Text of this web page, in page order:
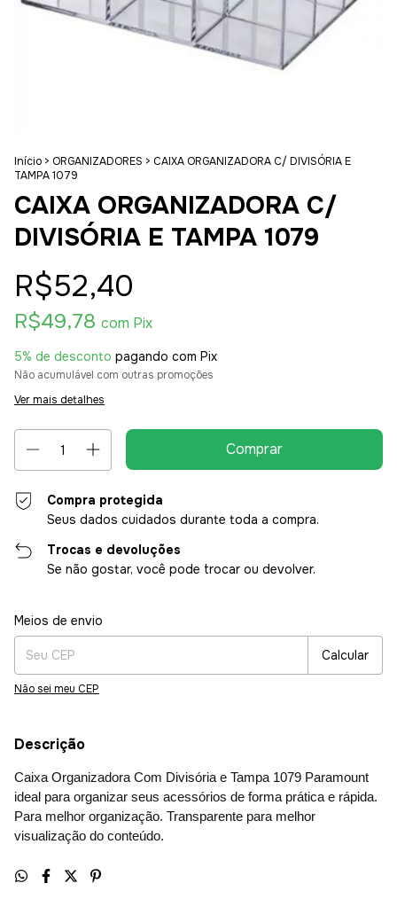
Início > ORGANIZADORES > CAIXA ORGANIZADORA C/ DIVISÓRIA E
TAMPA 1079
CAIXA ORGANIZADORA C/
DIVISÓRIA E TAMPA 1079
R$52,40
R$49,78 com Pix
5% de desconto pagando com Pix
Não acumulável com outras promoções
Ver mais detalhes
Compra protegida
Seus dados cuidados durante toda a compra.
Trocas e devoluções
Se não gostar, você pode trocar ou devolver.
Entregas para o CEP:
Meios de envio
Calcular
Não sei meu CEP
Descrição
Caixa Organizadora Com Divisória e Tampa 1079 Paramount
ideal para organizar seus acessórios de forma prática e rápida.
Para melhor organização. Transparente para melhor
visualização do conteúdo.